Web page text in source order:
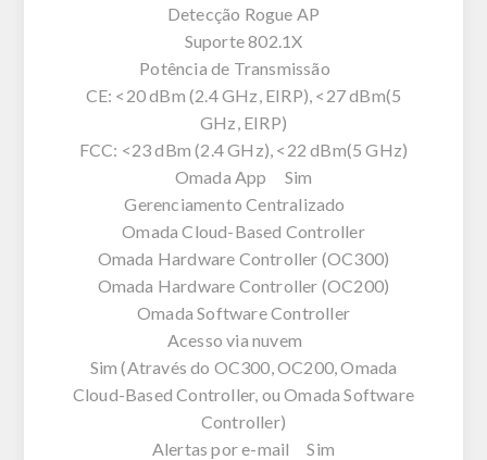
Detecção Rogue AP
Suporte 802.1X
Potência de Transmissão
CE: <20 dBm (2.4 GHz, EIRP), <27 dBm(5
GHz, EIRP)
FCC: <23 dBm (2.4 GHz), <22 dBm(5 GHz)
Omada App Sim
Gerenciamento Centralizado
Omada Cloud-Based Controller
Omada Hardware Controller (OC300)
Omada Hardware Controller (OC200)
Omada Software Controller
Acesso via nuvem
Sim (Através do OC300, OC200, Omada
Cloud-Based Controller, ou Omada Software
Controller)
Alertas por e-mail Sim